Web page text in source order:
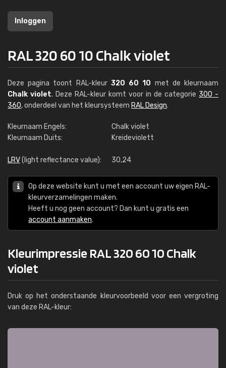
Inloggen
RAL 320 60 10 Chalk violet
Deze pagina toont RAL-kleur 320 60 10 met de kleurnaam
Chalk violet. Deze RAL-kleur komt voor in de categorie 300 -
360, onderdeel van het kleursysteem RAL Design.
Kleurnaam Engels:
Chalk violet
Kleurnaam Duits:
Kreideviolett
LRV(light reflectance value): 30,24
Op deze website kunt u met een account uw eigen RAL-
kleurverzamelingen maken.
Heeft u nog geen account? Dan kunt u gratis een
account aanmaken.
Kleurimpressie RAL 320 60 10 Chalk
violet
Druk op het onderstaande kleurvoorbeeld voor een vergroting
van deze RAL-kleur: